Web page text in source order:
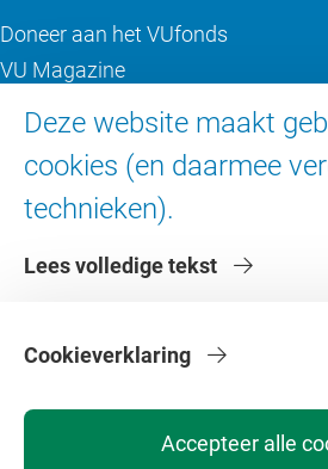
Deze website maakt
cookies (en daarmee
technieken).
Lees volledige tekst
Accepteer alle
Cookieverklaring
Doneer aan het VUfonds
VU Magazine
Ad Valvas
Over de VU
Contact en route
Faculteiten